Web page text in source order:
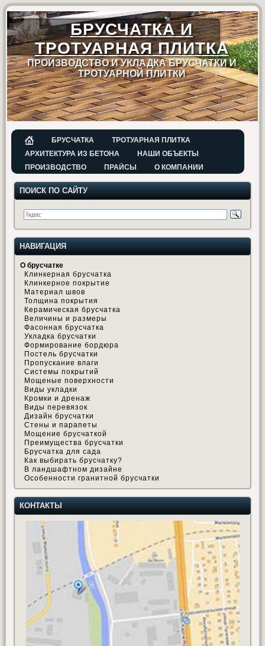
БРУСЧАТКА И
ТРОТУАРНАЯ ПЛИТКА
ПРОИЗВОДСТВО И УКЛАДКА БРУСЧАТКИ И
ТРОТУАРНОЙ ПЛИТКИ
БРУСЧАТКА
ТРОТУАРНАЯ ПЛИТКА
АРХИТЕКТУРА ИЗ БЕТОНА
НАШИ ОБЪЕКТЫ
ПРОИЗВОДСТВО
ПРАЙСЫ О КОМПАНИИ
ПОИСК ПО САЙТУ
НАВИГАЦИЯ
О брусчатке
Клинкерная брусчатка
Клинкерное покрытие
Материал швов
Толщина покрытия
Керамическая брусчатка
Величины и размеры
Фасонная брусчатка
Укладка брусчатки
Формирование бордюра
Постель брусчатки
Пропускание влаги
Системы покрытий
Мощеные поверхности
Виды укладки
Кромки и дренаж
Виды перевязок
Дизайн брусчатки
Стены и парапеты
Мощение брусчаткой
Преимущества брусчатки
Брусчатка для сада
Как выбирать брусчатку?
В ландшафтном дизайне
Особенности гранитной брусчатки
КОНТАКТЫ